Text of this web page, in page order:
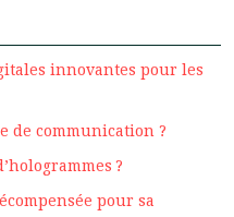
innovantes pour les
de communication ?
?
pour sa